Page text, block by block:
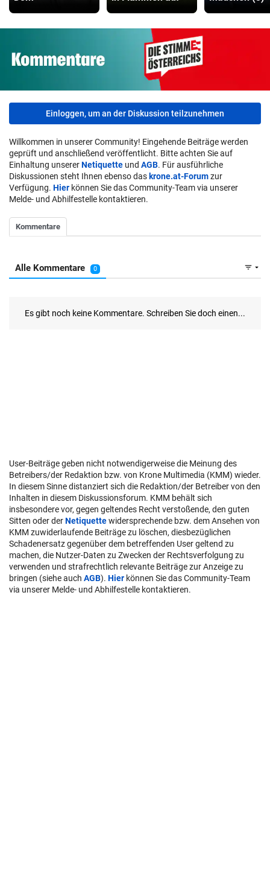
Einloggen, um an der Diskussion teilzunehmen
Willkommen in unserer Community! Eingehende Beiträge werden
geprüft und anschließend veröffentlicht. Bitte achten Sie auf
Einhaltung unsererNetiquette und AGB. Für ausführliche
Diskussionen steht Ihnen ebenso das krone.at-Forumzur
Verfügung. Hier können Sie das Community-Team via unserer
Melde- und Abhilfestelle kontaktieren.
User-Beiträge geben nicht notwendigerweise die Meinung des
Betreibers/der Redaktion bzw. von Krone Multimedia (KMM) wieder.
In diesem Sinne distanziert sich die Redaktion/der Betreiber von den
Inhalten in diesem Diskussionsforum. KMM behält sich
insbesondere vor, gegen geltendes Recht verstoßende, den guten
Sitten oder derNetiquettewidersprechende bzw. dem Ansehen von
KMM zuwiderlaufende Beiträge zu löschen, diesbezüglichen
Schadenersatz gegenüber dem betreffenden User geltend zu
machen, die Nutzer-Daten zu Zwecken der Rechtsverfolgung zu
verwenden und strafrechtlich relevante Beiträge zur Anzeige zu
bringen (siehe auch AGB). Hier können Sie das Community-Team
via unserer Melde- und Abhilfestelle kontaktieren.